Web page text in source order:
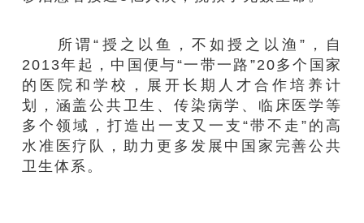
所谓“授之以鱼，不如授之以渔”，自
2013年起，中国便与“一带一路”20多个国家
的医院和学校，展开长期人才合作培养计
划，涵盖公共卫生、传染病学、临床医学等
多个领域，打造出一支又一支“带不走”的高
水准医疗队，助力更多发展中国家完善公共
卫生体系。